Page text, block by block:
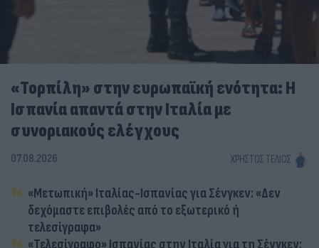
«Τορπίλη» στην ευρωπαϊκή ενότητα: Η
Ισπανία απαντά στην Ιταλία με
συνοριακούς ελέγχους
07.08.2026 ΧΡΉΣΤΟΣ ΤΈΛΙΟΣ
«Μετωπική» Ιταλίας-Ισπανίας για Σένγκεν: «Δεν
δεχόμαστε επιβολές από το εξωτερικό ή
τελεσίγραφα»